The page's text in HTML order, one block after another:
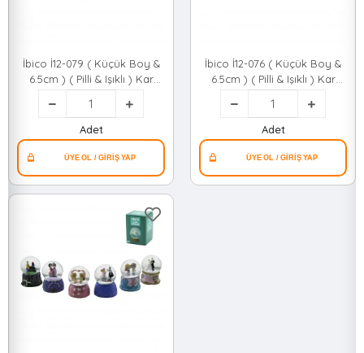
İbico İ12-079 ( Küçük Boy &
6.5cm ) ( Pilli & Işıklı ) Kar
Küresi Cam ( Eskitme İnsan
Figürlü & Desen Mix )
Renkli*48 qwe02
Adet
İbico İ12-076 ( Küçük Boy &
6.5cm ) ( Pilli & Işıklı ) Kar
Küresi Cam ( Hayvan Figürlü
& Desen Mix ) Renkli *48
qwe02
Adet